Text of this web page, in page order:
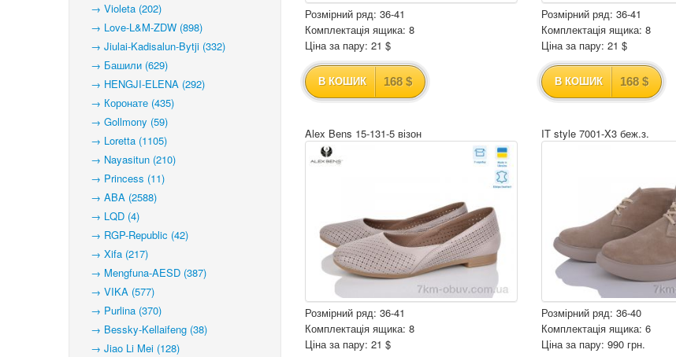
→ Violeta (202)
→ Love-L&M-ZDW (898)
→ Jiulai-Kadisalun-Bytji (332)
→ Башили (629)
→ HENGJI-ELENA (292)
→ Коронате (435)
→ Gollmony (59)
→ Loretta (1105)
→ Nayasitun (210)
→ Princess (11)
→ ABA (2588)
→ LQD (4)
→ RGP-Republic (42)
→ Xifa (217)
→ Mengfuna-AESD (387)
→ VIKA (577)
→ Purlina (370)
→ Bessky-Kellaifeng (38)
→ Jiao Li Mei (128)
Розмірний ряд: 36-41
Комплектація ящика: 8
Ціна за пару: 21 $
В КОШИК 168 $
Розмірний ряд: 36-41
Комплектація ящика: 8
Ціна за пару: 21 $
В КОШИК 168 $
Alex Bens 15-131-5 візон
Розмірний ряд: 36-41
Комплектація ящика: 8
Ціна за пару: 21 $
IT style 7001-X3 беж.з.
Розмірний ряд: 36-40
Комплектація ящика: 6
Ціна за пару: 990 грн.